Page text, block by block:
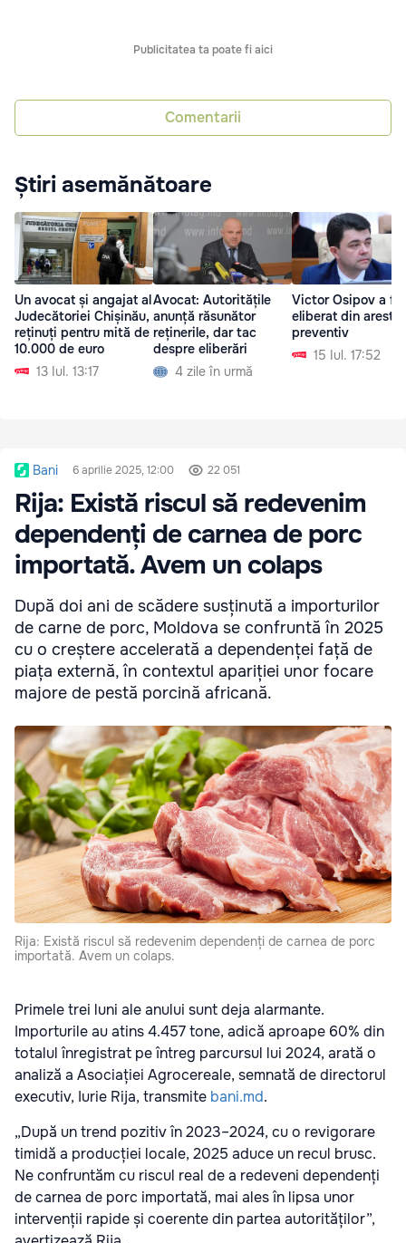
Publicitatea ta poate fi aici
Comentarii
Știri asemănătoare
Un avocat și angajat al
Judecătoriei Chișinău,
reținuți pentru mită de
10.000 de euro
13 Iul. 13:17
Avocat: Autoritățile
anunță răsunător
reținerile, dar tac
despre eliberări
4 zile în urmă
Victor Osipov a
eliberat din arest
preventiv
15 Iul. 17:52
Bani 6 aprilie 2025, 12:00 22 051
Rija: Există riscul să redevenim
dependenți de carnea de porc
importată. Avem un colaps
După doi ani de scădere susținută a importurilor
de carne de porc, Moldova se confruntă în 2025
cu o creștere accelerată a dependenței față de
piața externă, în contextul apariției unor focare
majore de pestă porcină africană.
Rija: Există riscul să redevenim dependenți de carnea de porc
importată. Avem un colaps.
Primele trei luni ale anului sunt deja alarmante.
Importurile au atins 4.457 tone, adică aproape 60% din
totalul înregistrat pe întreg parcursul lui 2024, arată o
analiză a Asociației Agrocereale, semnată de directorul
executiv, Iurie Rija, transmite bani.md.
„După un trend pozitiv în 2023–2024, cu o revigorare
timidă a producției locale, 2025 aduce un recul brusc.
Ne confruntăm cu riscul real de a redeveni dependenți
de carnea de porc importată, mai ales în lipsa unor
intervenții rapide și coerente din partea autorităților”,